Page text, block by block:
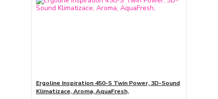
Ergoline Inspiration 450-S Twin Power, 3D-Sound
Klimatizace, Aroma, AquaFresh,